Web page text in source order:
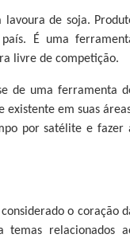
de soja.
É uma
livre de competição.
de uma ferramenta
existente em suas
por satélite e fazer
o coração
relacionados